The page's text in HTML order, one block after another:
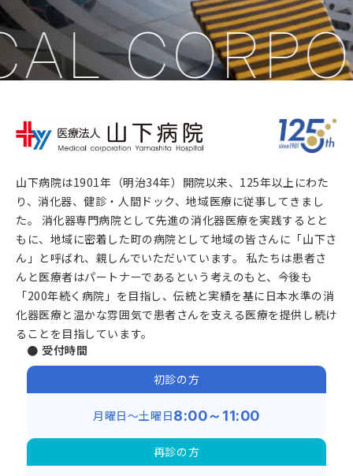
山下病院は1901年（明治34年）開院以来、125年以上にわた
り、消化器、健診・人間ドック、地域医療に従事してきまし
た。 消化器専門病院として先進の消化器医療を実践するとと
もに、地域に密着した町の病院として地域の皆さんに「山下さ
ん」と呼ばれ、親しんでいただいています。 私たちは患者さ
んと医療者はパートナーであるという考えのもと、今後も
「200年続く病院」を目指し、伝統と実績を基に日本水準の消
化器医療と温かな雰囲気で患者さんを支える医療を提供し続け
ることを目指しています。
● 受付時間
初診の方
月曜日～土曜日8:00～11:00
再診の方